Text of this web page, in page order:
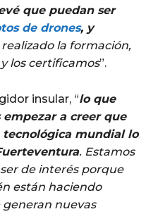
que puedan ser
de drones, y
la formación,
los certificamos”.
insular, “lo que
empezar a creer que
mundial lo
. Estamos
de interés porque
están haciendo
nuevas